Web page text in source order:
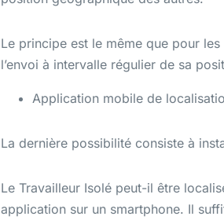
Le principe est le même que pour
l’envoi à intervalle régulier de sa
Application mobile de
La dernière possibilité consiste à
Le Travailleur Isolé peut-il être
application sur un smartphone. Il